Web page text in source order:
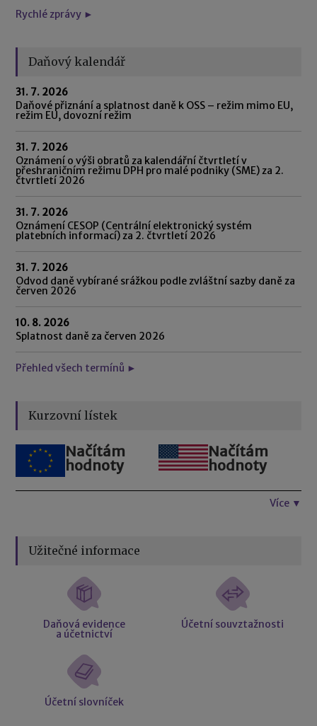
Rychlé zprávy ►
Daňový kalendář
31. 7. 2026
Daňové přiznání a splatnost daně k OSS – režim mimo EU,
režim EU, dovozní režim
31. 7. 2026
Oznámení o výši obratů za kalendářní čtvrtletí v
přeshraničním režimu DPH pro malé podniky (SME) za 2.
čtvrtletí 2026
31. 7. 2026
Oznámení CESOP (Centrální elektronický systém
platebních informací) za 2. čtvrtletí 2026
31. 7. 2026
Odvod daně vybírané srážkou podle zvláštní sazby daně za
červen 2026
10. 8. 2026
Splatnost daně za červen 2026
Přehled všech termínů ►
Kurzovní lístek
Načítám
hodnoty
Načítám
hodnoty
Více ▼
Užitečné informace
Daňová evidence
a účetnictví
Účetní souvztažnosti
Účetní slovníček